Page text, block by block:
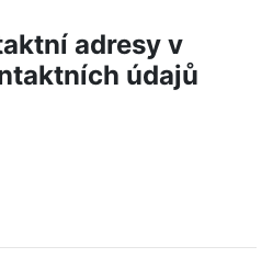
adresy v
údajů